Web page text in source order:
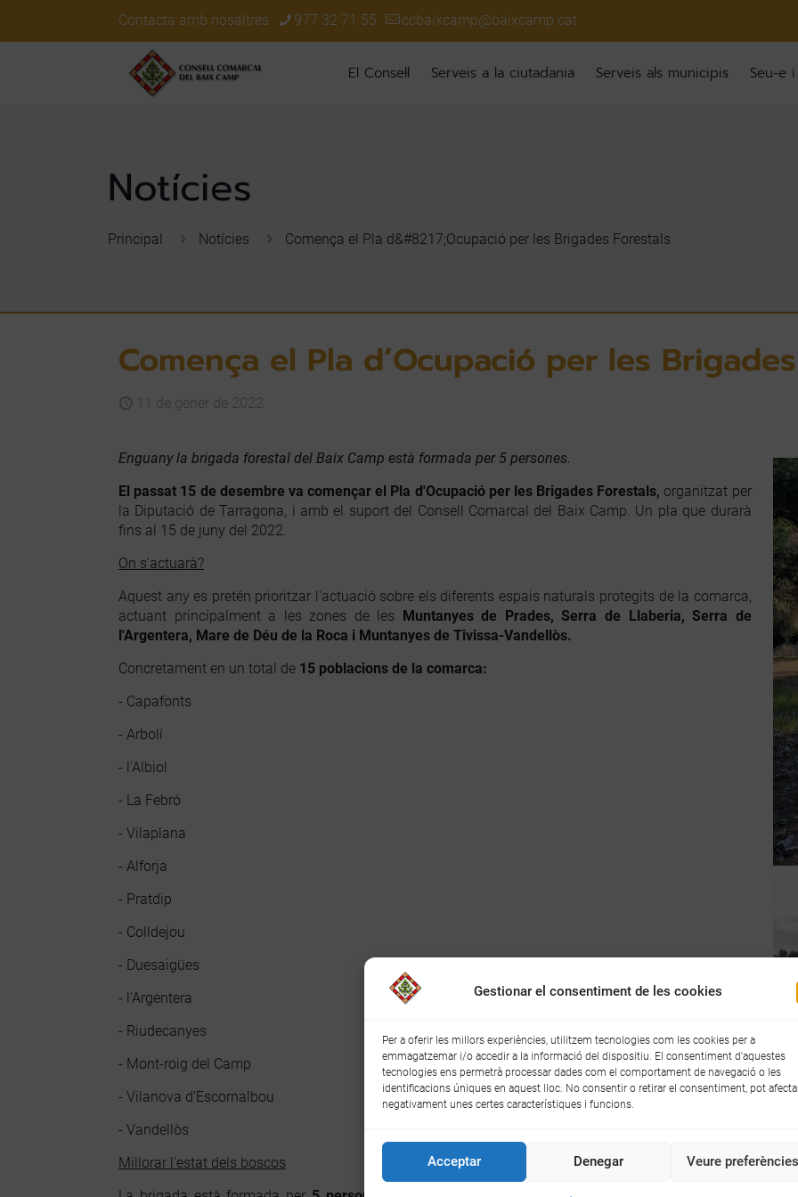
Gestionar el consentiment de les cookies
Per a oferir les millors experiències, utilitzem tecnologies com les cookies per a
emmagatzemar i/o accedir a la informació del dispositiu. El consentiment d'aquestes
tecnologies ens permetrà processar dades com el comportament de navegació o les
identificacions úniques en aquest lloc. No consentir o retirar el consentiment, pot
negativament unes certes característiques i funcions.
Acceptar Denegar Veure preferències
Contacta amb nosaltres 977 32 71 55 ccbaixcamp@baixcamp.cat
El Consell Serveis a la ciutadania Serveis als municipis Seu-e
Principal Notícies Comença el Pla d&#8217;Ocupació per les Brigades Forestals
Comença el Pla d’Ocupació per les
11 de gener de 2022
Enguany la brigada forestal del Baix Camp està formada per 5 persones.
El passat 15 de desembre va començar el Pla d'Ocupacióperles Brigades Forestals, organitzat per
la Diputació de Tarragona, i amb el suport del Consell Comarcal del Baix Camp. Un pla que durarà
fins al 15 de juny del 2022.
On s'actuarà?
Aquest any es pretén prioritzar l'actuació sobre els diferents espais naturals protegits de la comarca,
actuant principalment a les zones de les Muntanyes de Prades, Serra de Llaberia, Serra de
l'Argentera, Mare de Déu de la Roca i Muntanyes de Tivissa-Vandellòs.
Concretament en un total de 15 poblacions de la comarca:
- Capafonts
- Arbolí
- l'Albiol
- La Febró
- Vilaplana
- Alforja
- Pratdip
- Colldejou
- Duesaigües
- l'Argentera
- Riudecanyes
- Mont-roig del Camp
- Vilanova d'Escornalbou
- Vandellòs
Millorar l'estat dels boscos